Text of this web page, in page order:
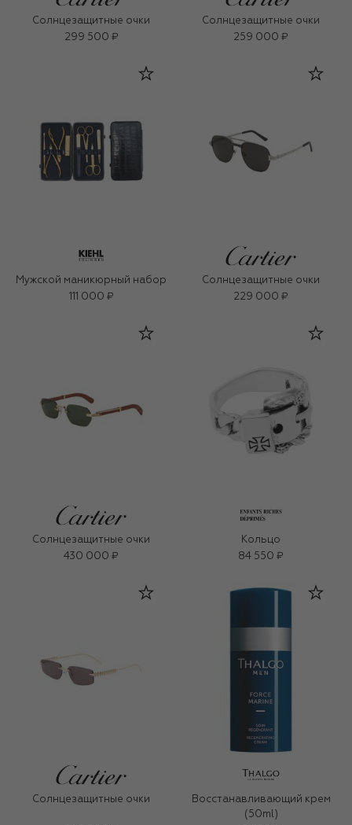
Солнцезащитные очки
299 500 ₽
Солнцезащитные очки
259 000 ₽
Мужской маникюрный набор
111 000 ₽
Солнцезащитные очки
229 000 ₽
Солнцезащитные очки
430 000 ₽
Кольцо
84 550 ₽
Солнцезащитные очки
Восстанавливающий крем
(50ml)